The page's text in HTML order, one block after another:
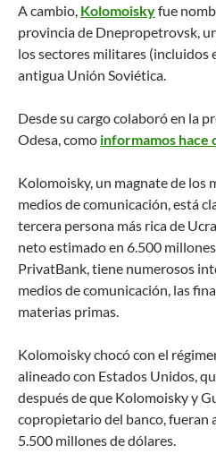
A cambio, Kolomoiskyfue
provincia de Dnepropetrovsk,
los sectores militares (incluidos
antigua Unión Soviética.
Desde su cargo colaboró en la
Odesa, como informamos hace
Kolomoisky, un magnate de los
medios de comunicación, está
tercera persona más rica de
neto estimado en 6.500
PrivatBank, tiene numerosos
medios de comunicación, las
materias primas.
Kolomoisky chocó con el
alineado con Estados Unidos,
después de que Kolomoisky y
copropietario del banco, fueran
5.500 millones de dólares.